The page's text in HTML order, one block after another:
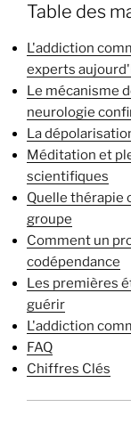
Table des
L'addiction
experts
Le mécanisme
neurologie
La
Méditation et
scientifiques
Quelle thérapie
groupe
Comment un
codépendance
Les premières
guérir
L'addiction
FAQ
Chiffres Clés